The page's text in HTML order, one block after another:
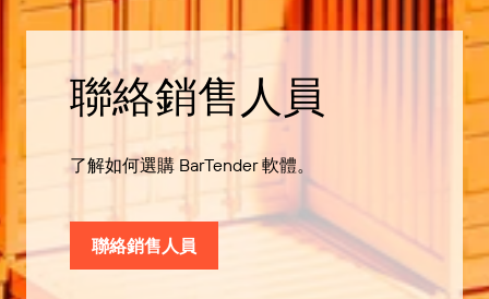
聯絡銷售人員
了解如何選購 BarTender 軟體。
聯絡銷售人員